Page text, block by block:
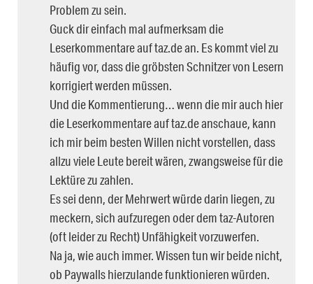
Problem zu sein.
Guck dir einfach mal aufmerksam die
Leserkommentare auf taz.de an. Es kommt viel zu
häufig vor, dass die gröbsten Schnitzer von Lesern
korrigiert werden müssen.
Und die Kommentierung… wenn die mir auch hier
die Leserkommentare auf taz.de anschaue, kann
ich mir beim besten Willen nicht vorstellen, dass
allzu viele Leute bereit wären, zwangsweise für die
Lektüre zu zahlen.
Es sei denn, der Mehrwert würde darin liegen, zu
meckern, sich aufzuregen oder dem taz-Autoren
(oft leider zu Recht) Unfähigkeit vorzuwerfen.
Na ja, wie auch immer. Wissen tun wir beide nicht,
ob Paywalls hierzulande funktionieren würden.